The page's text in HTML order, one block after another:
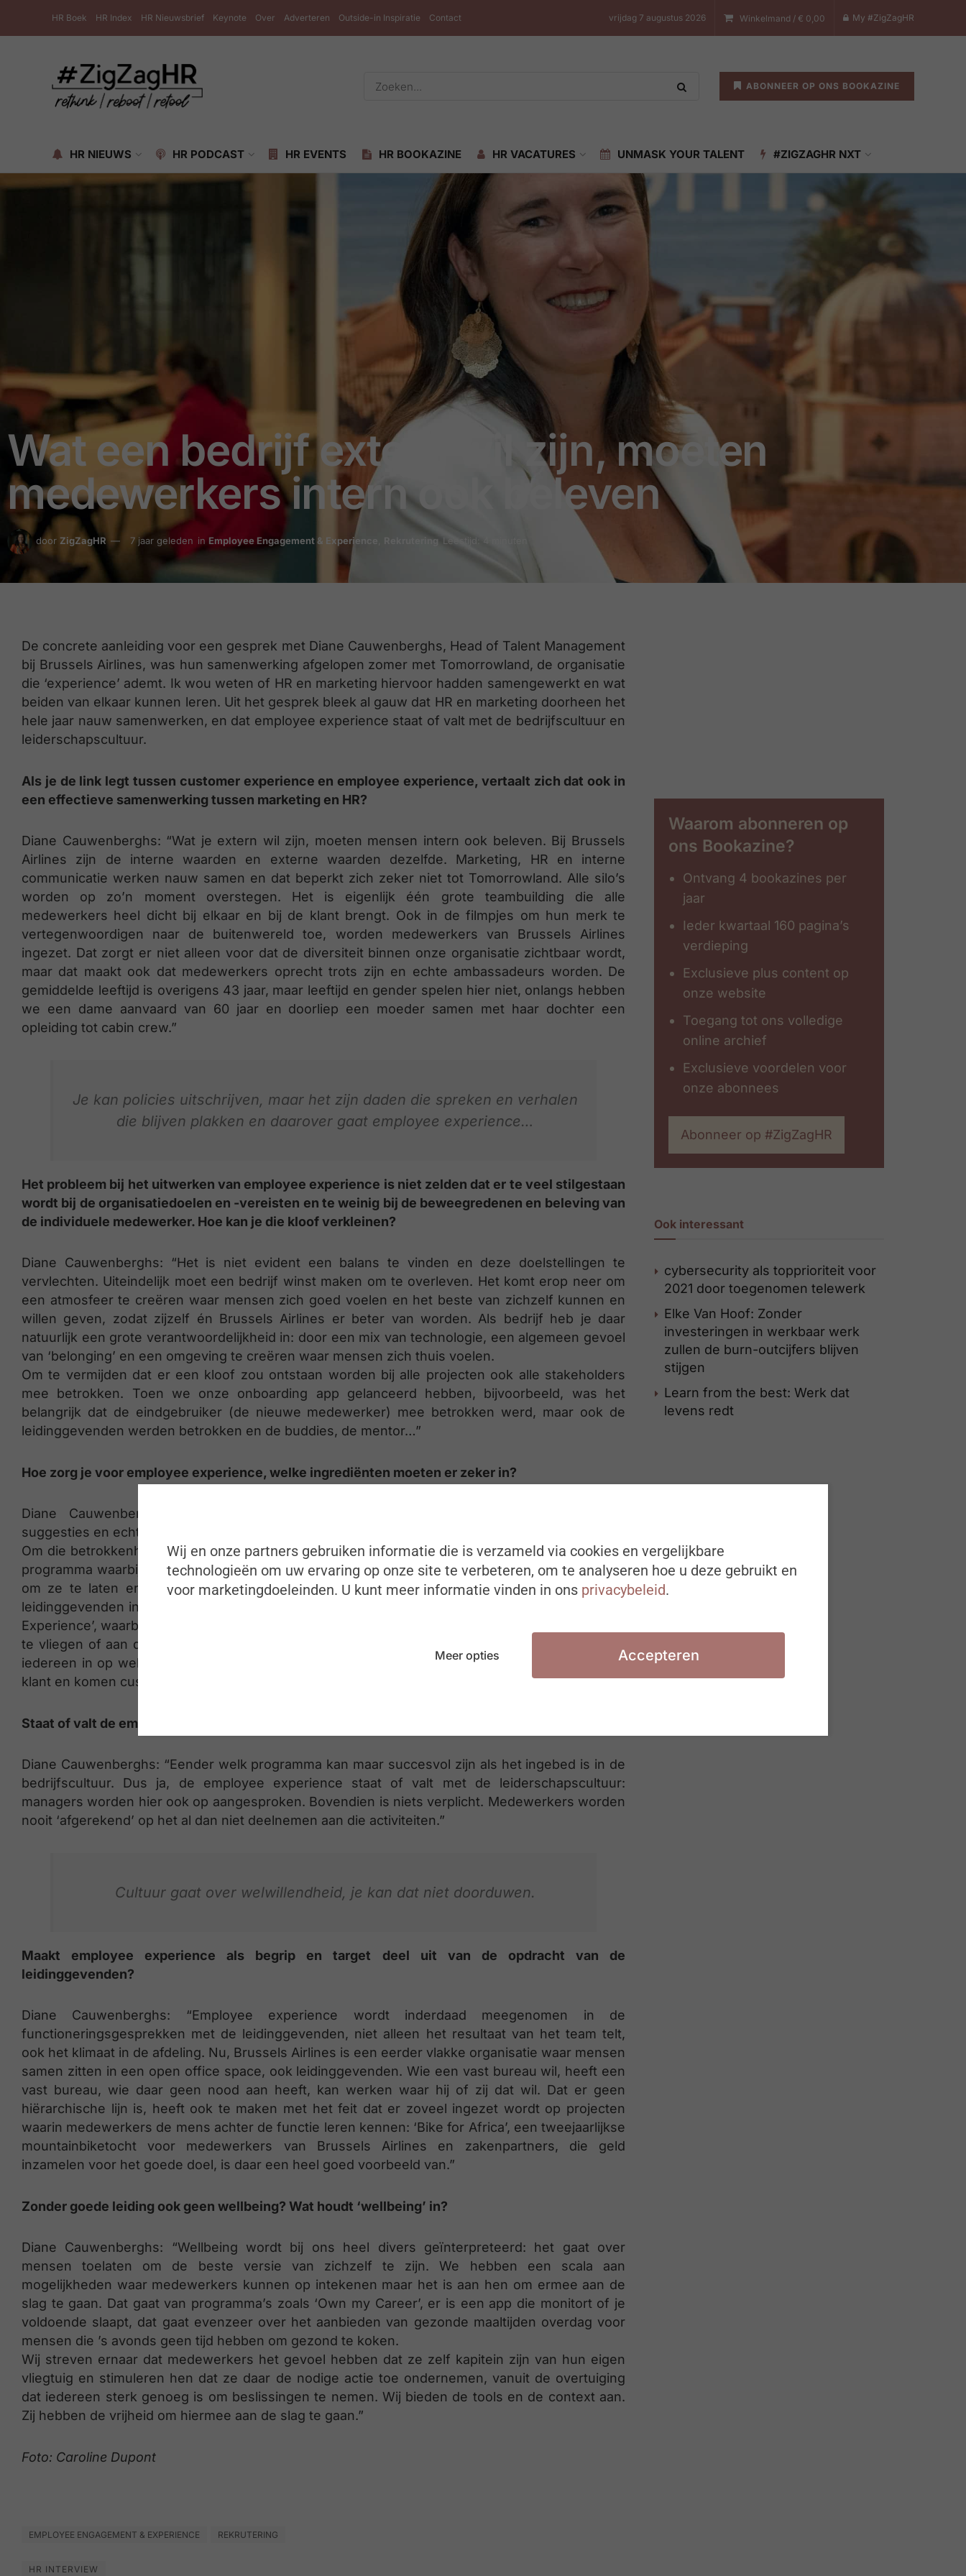
HR Boek HR Index HR Nieuwsbrief Keynote Over Adverteren Outside-in Inspiratie Contact vrijdag 7 augustus 2026 Winkelmand / € 0,00 My #ZigZagHR
ABONNEER OP ONS BOOKAZINE
HR NIEUWS HR PODCAST HR EVENTS HR BOOKAZINE HR VACATURES UNMASK YOUR TALENT #ZIGZAGHR NXT
Wat een bedrijf extern wil zijn, moeten
medewerkers intern ook beleven
door ZigZagHR 7 jaar geleden in Employee Engagement & Experience Rekrutering Leestijd: 4 minuten
De concrete aanleiding voor een gesprek met Diane Cauwenberghs, Head of Talent Management
bij Brussels Airlines, was hun samenwerking afgelopen zomer met Tomorrowland, de organisatie
die ‘experience’ ademt. Ik wou weten of HR en marketing hiervoor hadden samengewerkt en wat
beiden van elkaar kunnen leren. Uit het gesprek bleek al gauw dat HR en marketing doorheen het
hele jaar nauw samenwerken, en dat employee experience staat of valt met de bedrijfscultuur en
leiderschapscultuur.
Als je de link legt tussen customer experience en employee experience, vertaalt zich dat ook in
een effectieve samenwerking tussen marketing en HR?
Diane Cauwenberghs: “Wat je extern wil zijn, moeten mensen intern ook beleven. Bij Brussels
Airlines zijn de interne waarden en externe waarden dezelfde. Marketing, HR en interne
communicatie werken nauw samen en dat beperkt zich zeker niet tot Tomorrowland. Alle silo’s
worden op zo’n moment overstegen. Het is eigenlijk één grote teambuilding die alle
medewerkers heel dicht bij elkaar en bij de klant brengt. Ook in de filmpjes om hun merk te
vertegenwoordigen naar de buitenwereld toe, worden medewerkers van Brussels Airlines
ingezet. Dat zorgt er niet alleen voor dat de diversiteit binnen onze organisatie zichtbaar wordt,
maar dat maakt ook dat medewerkers oprecht trots zijn en echte ambassadeurs worden. De
gemiddelde leeftijd is overigens 43 jaar, maar leeftijd en gender spelen hier niet, onlangs hebben
we een dame aanvaard van 60 jaar en doorliep een moeder samen met haar dochter een
opleiding tot cabin crew.”
Je kan policies uitschrijven, maar het zijn daden die spreken en verhalen
die blijven plakken en daarover gaat employee experience…
Het probleem bij het uitwerken van employee experience is niet zelden dat er te veel stilgestaan
wordt bij de organisatiedoelen en -vereisten en te weinig bij de beweegredenen en beleving van
de individuele medewerker. Hoe kan je die kloof verkleinen?
Diane Cauwenberghs: “Het is niet evident een balans te vinden en deze doelstellingen te
vervlechten. Uiteindelijk moet een bedrijf winst maken om te overleven. Het komt erop neer om
een atmosfeer te creëren waar mensen zich goed voelen en het beste van zichzelf kunnen en
willen geven, zodat zijzelf én Brussels Airlines er beter van worden. Als bedrijf heb je daar
natuurlijk een grote verantwoordelijkheid in: door een mix van technologie, een algemeen gevoel
van ‘belonging’ en een omgeving te creëren waar mensen zich thuis voelen.
Om te vermijden dat er een kloof zou ontstaan worden bij alle projecten ook alle stakeholders
mee betrokken. Toen we onze onboarding app gelanceerd hebben, bijvoorbeeld, was het
belangrijk dat de eindgebruiker (de nieuwe medewerker) mee betrokken werd, maar ook de
leidinggevenden werden betrokken en de buddies, de mentor…”
Hoe zorg je voor employee experience, welke ingrediënten moeten er zeker in?
Diane Cauwenberghs: “Employee experience gaat over betrokkenheid, openheid voor
suggesties en echt luisteren naar de medewerkers met respect voor elkaars mening.
Om die betrokkenheid echt te beleven, hebben we bijvoorbeeld ons ‘Manager on the Workfloor’
programma waarbij leidinggevenden één tot twee keer per jaar een andere afdeling ‘shadowen’
om ze te laten ervaren hoe medewerkers hun job uitoefenen. Op die manier vermijd je dat
leidinggevenden in een bubbel zitten en dat er een kloof is. Daarnaast hebben we ook ‘Live the
Experience’, waarbij iedere medewerker, ongeacht zijn rol, de gelegenheid krijgt om één dag mee
te vliegen of aan de gate te staan. Op die manier krijgen mensen respect voor elkaars job, ziet
iedereen in op welke manier hij of zij bijdraagt tot het groter geheel en het welbevinden van de
klant en komen customer en employee experience samen.”
Staat of valt de employee experience of de bedrijfscultuur met de leiderschapscultuur?
Diane Cauwenberghs: “Eender welk programma kan maar succesvol zijn als het ingebed is in de
bedrijfscultuur. Dus ja, de employee experience staat of valt met de leiderschapscultuur:
managers worden hier ook op aangesproken. Bovendien is niets verplicht. Medewerkers worden
nooit ‘afgerekend’ op het al dan niet deelnemen aan die activiteiten.”
Cultuur gaat over welwillendheid, je kan dat niet doorduwen.
Maakt employee experience als begrip en target deel uit van de opdracht van de
leidinggevenden?
Diane Cauwenberghs: “Employee experience wordt inderdaad meegenomen in de
functioneringsgesprekken met de leidinggevenden, niet alleen het resultaat van het team telt,
ook het klimaat in de afdeling. Nu, Brussels Airlines is een eerder vlakke organisatie waar mensen
samen zitten in een open office space, ook leidinggevenden. Wie een vast bureau wil, heeft een
vast bureau, wie daar geen nood aan heeft, kan werken waar hij of zij dat wil. Dat er geen
hiërarchische lijn is, heeft ook te maken met het feit dat er zoveel ingezet wordt op projecten
waarin medewerkers de mens achter de functie leren kennen: ‘Bike for Africa’, een tweejaarlijkse
mountainbiketocht voor medewerkers van Brussels Airlines en zakenpartners, die geld
inzamelen voor het goede doel, is daar een heel goed voorbeeld van.”
Zonder goede leiding ook geen wellbeing? Wat houdt ‘wellbeing’ in?
Diane Cauwenberghs: “Wellbeing wordt bij ons heel divers geïnterpreteerd: het gaat over
mensen toelaten om de beste versie van zichzelf te zijn. We hebben een scala aan
mogelijkheden waar medewerkers kunnen op intekenen maar het is aan hen om ermee aan de
slag te gaan. Dat gaat van programma’s zoals ‘Own my Career’, er is een app die monitort of je
voldoende slaapt, dat gaat evenzeer over het aanbieden van gezonde maaltijden overdag voor
mensen die ’s avonds geen tijd hebben om gezond te koken.
Wij streven ernaar dat medewerkers het gevoel hebben dat ze zelf kapitein zijn van hun eigen
vliegtuig en stimuleren hen dat ze daar de nodige actie toe ondernemen, vanuit de overtuiging
dat iedereen sterk genoeg is om beslissingen te nemen. Wij bieden de tools en de context aan.
Zij hebben de vrijheid om hiermee aan de slag te gaan.”
Foto: Caroline Dupont
EMPLOYEE ENGAGEMENT & EXPERIENCE REKRUTERING
HR INTERVIEW
Waarom abonneren op
ons Bookazine?
Ontvang 4 bookazines per
jaar
Ieder kwartaal 160 pagina’s
verdieping
Exclusieve plus content op
onze website
Toegang tot ons volledige
online archief
Exclusieve voordelen voor
onze abonnees
Abonneer op #ZigZagHR
Ook interessant
cybersecurity als topprioriteit voor
2021 door toegenomen telewerk
Elke Van Hoof: Zonder
investeringen in werkbaar werk
zullen de burn-outcijfers blijven
stijgen
Learn from the best: Werk dat
levens redt
Wij en onze partners gebruiken informatie die is verzameld via cookies en vergelijkbare
technologieën om uw ervaring op onze site te verbeteren, om te analyseren hoe u deze gebruikt en
voor marketingdoeleinden. U kunt meer informatie vinden in ons privacybeleid.
Meer opties Accepteren